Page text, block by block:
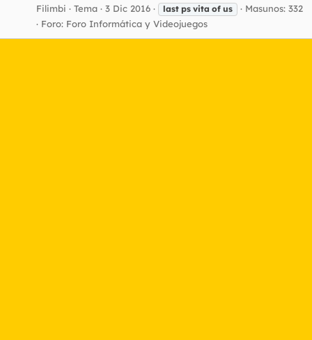
Filimbi Tema 3 Dic 2016 last ps vita of us
Masunos: 332
Foro: Foro Informática y Videojuegos